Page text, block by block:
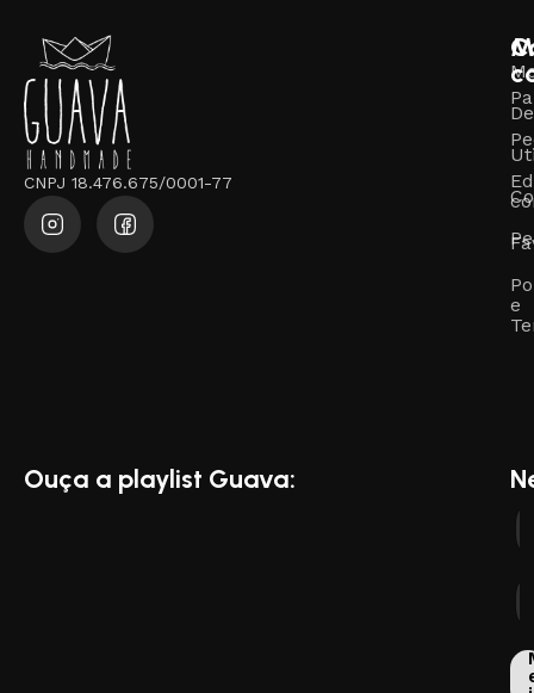
CNPJ 18.476.675/0001-77
e
Ouça a playlist Guava: